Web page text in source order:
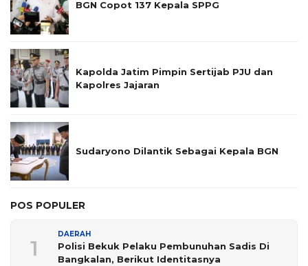
BGN Copot 137 Kepala SPPG
Kapolda Jatim Pimpin Sertijab PJU dan
Kapolres Jajaran
Sudaryono Dilantik Sebagai Kepala BGN
POS POPULER
1
DAERAH
Polisi Bekuk Pelaku Pembunuhan Sadis Di
Bangkalan, Berikut Identitasnya